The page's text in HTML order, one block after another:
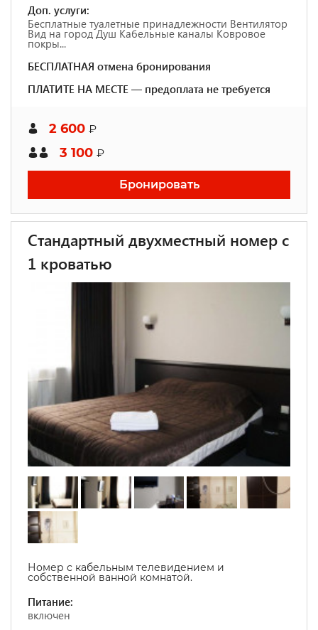
Доп. услуги:
Бесплатные туалетные принадлежности Вентилятор
Вид на город Душ Кабельные каналы Ковровое
покры...
БЕСПЛАТНАЯ отмена бронирования
ПЛАТИТЕ НА МЕСТЕ — предоплата не требуется
2 600 ₽
3 100 ₽
Бронировать
Стандартный двухместный номер с
1 кроватью
Номер с кабельным телевидением и
собственной ванной комнатой.
Питание:
включен